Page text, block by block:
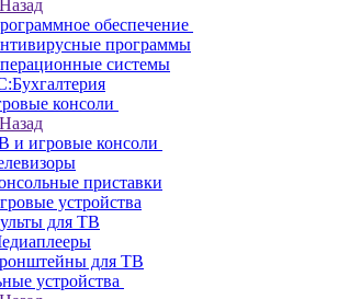
Назад
обеспечение
программы
системы
консоли
Назад
и игровые консоли
приставки
устройства
для ТВ
для ТВ
устройства